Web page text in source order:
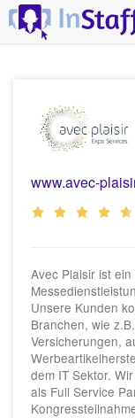
www.avec-
Avec Plaisir ist
Unsere Kunden
Branchen, wie
Versicherungen,
dem IT Sektor.
als Full Service